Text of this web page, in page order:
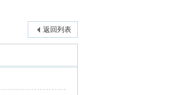
返回列表